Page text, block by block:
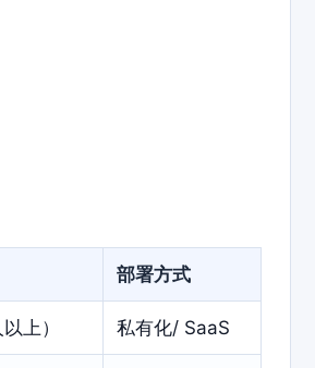
部署方式
上） 私有化/ SaaS